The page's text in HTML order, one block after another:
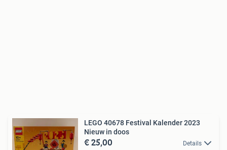
LEGO 40678 Festival Kalender 2023
Nieuw in doos
€ 25,00 Details